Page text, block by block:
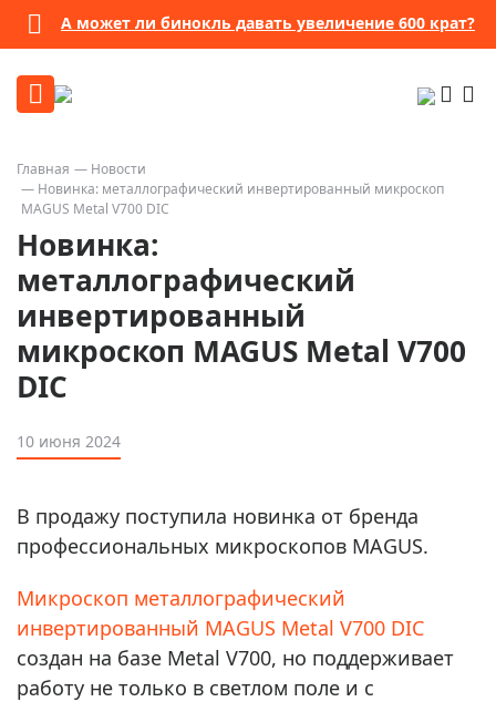
А может ли бинокль давать увеличение 600 крат?
Главная
Новости
Новинка: металлографический инвертированный микроскоп
MAGUS Metal V700 DIC
Новинка:
металлографический
инвертированный
микроскоп MAGUS Metal V700
DIC
10 июня 2024
В продажу поступила новинка от бренда
профессиональных микроскопов MAGUS.
Микроскоп металлографический
инвертированный MAGUS Metal V700 DIC
создан на базе Metal V700, но поддерживает
работу не только в светлом поле и с